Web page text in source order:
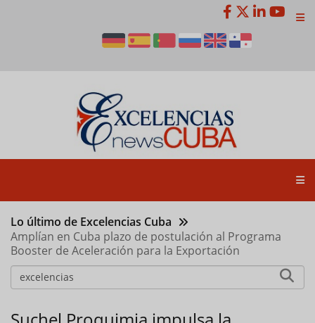
Lo último de Excelencias Cuba
Amplían en Cuba plazo de postulación al Programa
Booster de Aceleración para la Exportación